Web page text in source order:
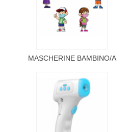
MASCHERINE BAMBINO/A